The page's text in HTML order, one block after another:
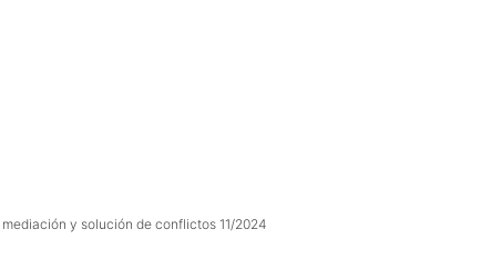
y solución de conflictos 11/2024